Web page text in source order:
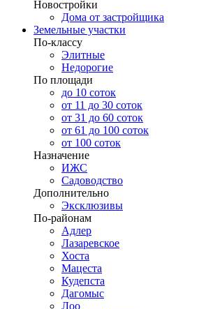
Новостройки
Дома от застройщика
Земельные участки
По-классу
Элитные
Недорогие
По площади
до 10 соток
от 11 до 30 соток
от 31 до 60 соток
от 61 до 100 соток
от 100 соток
Назначение
ИЖС
Садоводство
Дополнительно
Эксклюзивы
По-районам
Адлер
Лазаревское
Хоста
Мацеста
Кудепста
Дагомыс
Лоо